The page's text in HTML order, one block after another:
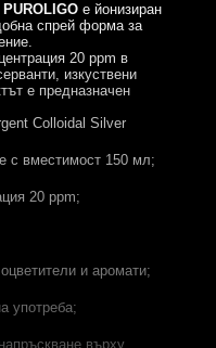
е йонизиран
спрей форма за
20 ppm в
изкуствени
е предназначен
Colloidal Silver
с вместимост 150 мл;
20 ppm;
и аромати;
употреба;
върху